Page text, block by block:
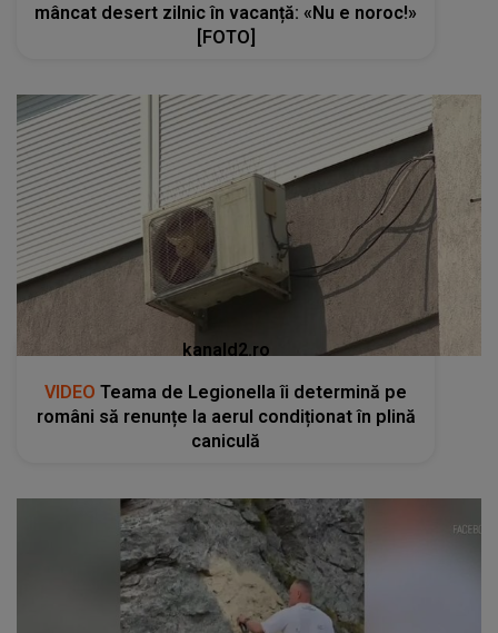
mâncat desert zilnic în vacanță: «Nu e noroc!»
[FOTO]
kanald2.ro
VIDEO Teama de Legionella îi determină pe
români să renunțe la aerul condiționat în plină
caniculă